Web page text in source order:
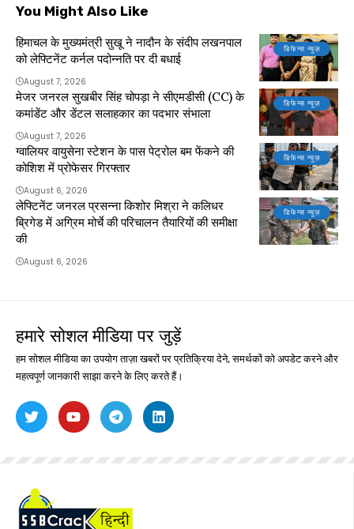
You Might Also Like
डिफेन्स न्यूज़
हिमाचल के मुख्यमंत्री सुखू ने नादौन के संदीप लखनपाल
को लेफ्टिनेंट कर्नल पदोन्नति पर दी बधाई
August 7, 2026
डिफेन्स न्यूज़
मेजर जनरल सुखबीर सिंह चोपड़ा ने सीएमडीसी (CC) के
कमांडेंट और डेंटल सलाहकार का पदभार संभाला
August 7, 2026
डिफेन्स न्यूज़
ग्वालियर वायुसेना स्टेशन के पास पेट्रोल बम फेंकने की
कोशिश में प्रोफेसर गिरफ्तार
August 6, 2026
डिफेन्स न्यूज़
लेफ्टिनेंट जनरल प्रसन्ना किशोर मिश्रा ने कलिधर
ब्रिगेड में अग्रिम मोर्चे की परिचालन तैयारियों की समीक्षा
की
August 6, 2026
हमारे सोशल मीडिया पर जुड़ें
हम सोशल मीडिया का उपयोग ताज़ा खबरों पर प्रतिक्रिया देने, समर्थकों को अपडेट करने और
महत्वपूर्ण जानकारी साझा करने के लिए करते हैं।